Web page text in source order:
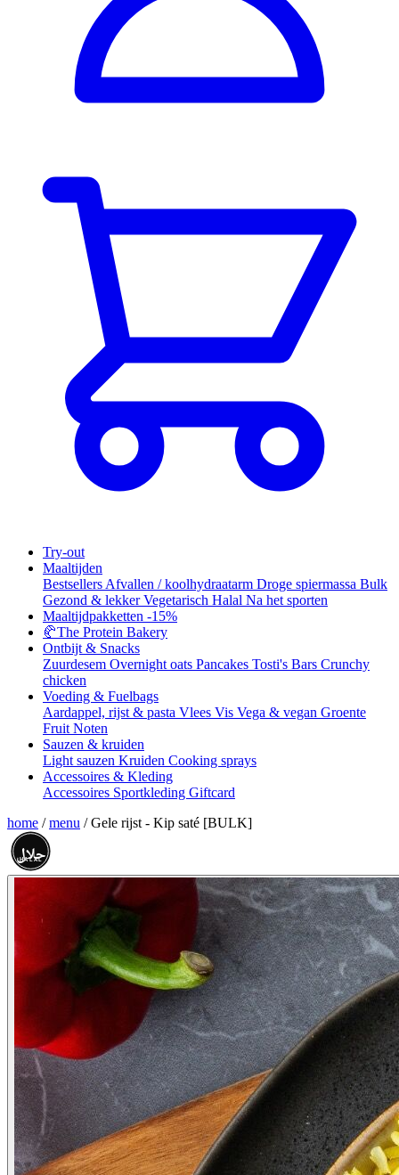
Try-out
Maaltijden
Bestsellers Afvallen / koolhydraatarm Droge spiermassa Bulk
Gezond & lekkerVegetarisch Halal Na het sporten
Maaltijdpakketten -15%
🥐The Protein Bakery
Ontbijt & Snacks
Zuurdesem Overnight oats Pancakes Tosti's Bars Crunchy
chicken
Voeding & Fuelbags
Aardappel, rijst & pasta Vlees Vis Vega & vegan Groente
Fruit Noten
Sauzen & kruiden
Light sauzen Kruiden Cooking sprays
Accessoires & Kleding
Accessoires Sportkleding Giftcard
home / menu / Gele rijst - Kip saté [BULK]
حلال
HALAL